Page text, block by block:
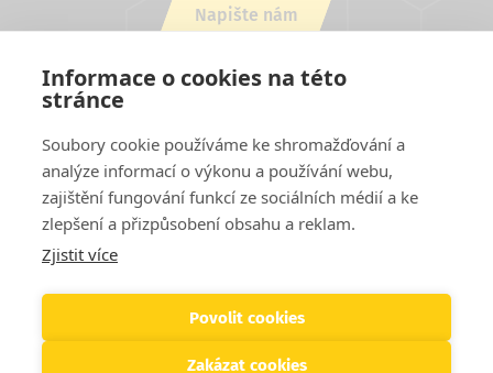
Informace o cookies na této
stránce
Soubory cookie používáme ke shromažďování a
analýze informací o výkonu a používání webu,
zajištění fungování funkcí ze sociálních médií a ke
zlepšení a přizpůsobení obsahu a reklam.
Zjistit více
Povolit cookies
Zakázat cookies
Napište nám
nebo zavolejte +420 543 254 554
Patička
Projekty EUCookiesPodmínky užití stránekKontakty
Helpdesk